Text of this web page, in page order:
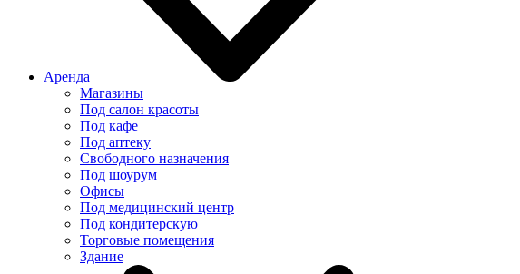
Аренда
Магазины
Под салон красоты
Под кафе
Под аптеку
Свободного назначения
Под шоурум
Офисы
Под медицинский центр
Под кондитерскую
Торговые помещения
Здание